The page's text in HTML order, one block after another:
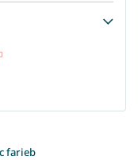
farieb